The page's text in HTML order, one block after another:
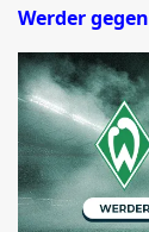
Werder